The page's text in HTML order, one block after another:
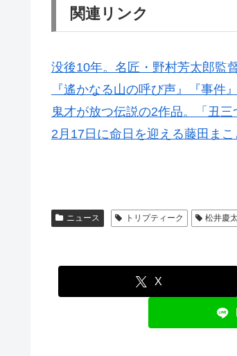
関連リンク
没後10年。名匠・野村芳太郎監
『遙かなる山の呼び声』『事件
鬼才が放つ伝説の2作品。「丑
2月17日に命日を迎える藤田ま
ニュース トリプティーク 松井慶
X